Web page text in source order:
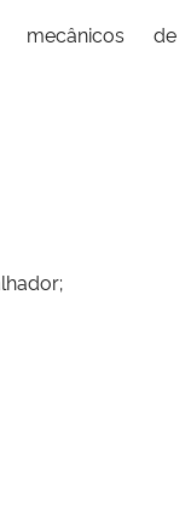
mecânicos de